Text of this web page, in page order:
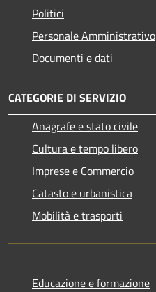
Politici
Personale Amministrativo
Documenti e dati
CATEGORIE DI SERVIZIO
Anagrafe e stato civile
Cultura e tempo libero
Imprese e Commercio
Catasto e urbanistica
Mobilità e trasporti
Educazione e formazione